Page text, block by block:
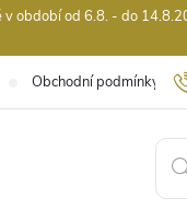
období od 6.8. - do
Obchodní podmínky